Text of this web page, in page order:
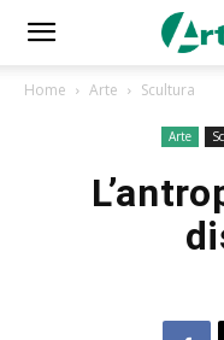
Home Arte Scultura
Arte